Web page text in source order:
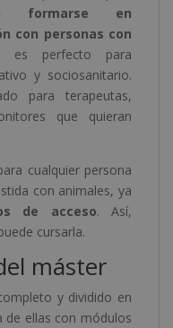
formarse en
con personas con
es perfecto para
y sociosanitario.
para terapeutas,
que quieran
cualquier persona
con animales, ya
de acceso. Así,
cursarla.
máster
y dividido en
de ellas con módulos